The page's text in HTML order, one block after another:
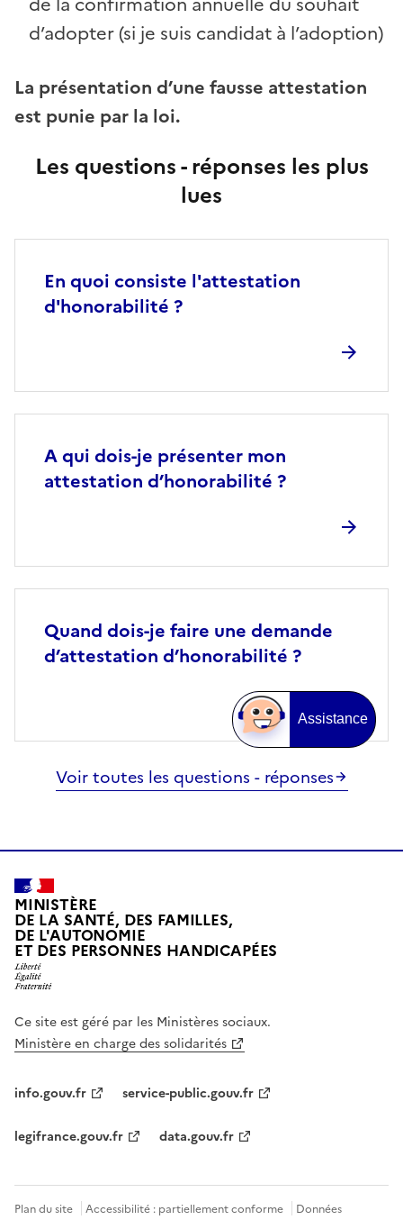
d’adopter (si je suis candidat à l’adoption)
La présentation d’une fausse attestation
est punie par la loi.
Les questions - réponses les plus
lues
En quoi consiste l'attestation
d'honorabilité ?
A qui dois-je présenter mon
attestation d’honorabilité ?
Quand dois-je faire une demande
d’attestation d’honorabilité ?
Voir toutes les questions - réponses
MINISTÈRE
DE LA SANTÉ, DES FAMILLES,
DE L'AUTONOMIE
ET DES PERSONNES HANDICAPÉES
Ce site est géré par les Ministères sociaux.
Ministère en charge des solidarités
info.gouv.fr service-public.gouv.fr
legifrance.gouv.fr data.gouv.fr
Plan du site Accessibilité : partiellement conforme Données
Assistance